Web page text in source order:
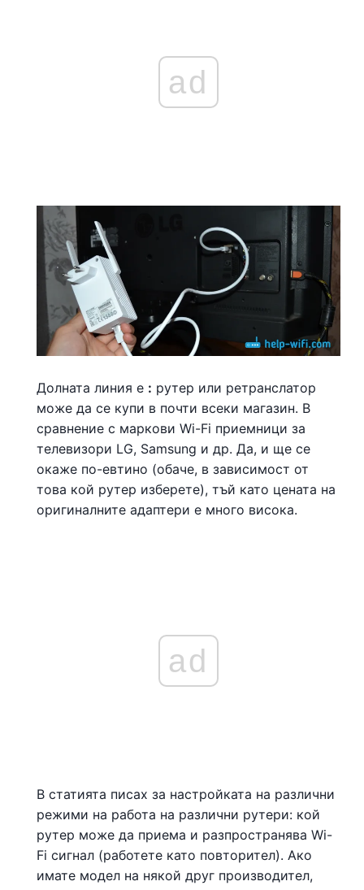
ad
Долната линия е : рутер или ретранслатор
може да се купи в почти всеки магазин. В
сравнение с маркови Wi-Fi приемници за
телевизори LG, Samsung и др. Да, и ще се
окаже по-евтино (обаче, в зависимост от
това кой рутер изберете), тъй като цената на
оригиналните адаптери е много висока.
ad
В статията писах за настройката на различни
режими на работа на различни рутери: кой
рутер може да приема и разпространява Wi-
Fi сигнал (работете като повторител). Ако
имате модел на някой друг производител,